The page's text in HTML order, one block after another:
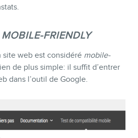
MOBILE-FRIENDLY
site web est considéré mobile-
de plus simple: il suffit d’entrer
dans l’outil de Google.